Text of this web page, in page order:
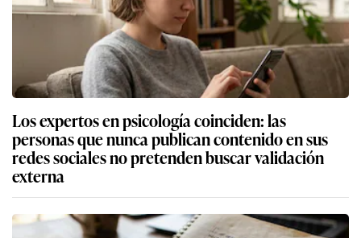
Los expertos en psicología coinciden: las
personas que nunca publican contenido en sus
redes sociales no pretenden buscar validación
externa